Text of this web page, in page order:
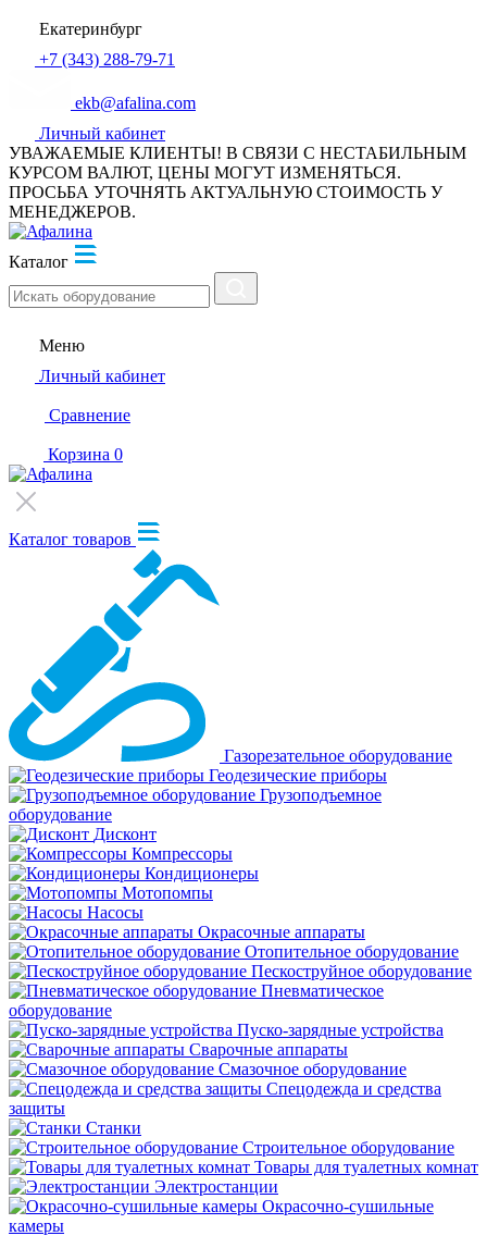
Екатеринбург
+7 (343) 288-79-71
ekb@afalina.com
Личный кабинет
УВАЖАЕМЫЕ КЛИЕНТЫ! В СВЯЗИ С НЕСТАБИЛЬНЫМ
КУРСОМ ВАЛЮТ, ЦЕНЫ МОГУТ ИЗМЕНЯТЬСЯ.
ПРОСЬБА УТОЧНЯТЬ АКТУАЛЬНУЮ СТОИМОСТЬ У
МЕНЕДЖЕРОВ.
Каталог
Меню
Личный кабинет
Сравнение
Корзина 0
Каталог товаров
Газорезательное оборудование
Геодезические приборы
Грузоподъемное
оборудование
Дисконт
Компрессоры
Кондиционеры
Мотопомпы
Насосы
Окрасочные аппараты
Отопительное оборудование
Пескоструйное оборудование
Пневматическое
оборудование
Пуско-зарядные устройства
Сварочные аппараты
Смазочное оборудование
Спецодежда и средства
защиты
Станки
Строительное оборудование
Товары для туалетных комнат
Электростанции
Окрасочно-сушильные
камеры